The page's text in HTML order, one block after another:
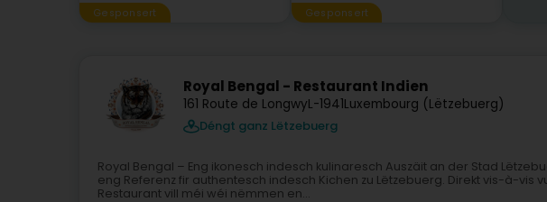
Gesponsert Gesponsert
Royal Bengal - Restaurant Indien
161 Route de LongwyL-1941Luxembourg (Lëtzebuerg)
Déngt ganz Lëtzebuerg
Royal Bengal – Eng ikonesch indesch kulinaresch Auszäit an der Stad
eng Referenz fir authentesch indesch Kichen zu Lëtzebuerg. Direkt vis-à-vis
Restaurant vill méi wéi nëmmen en...